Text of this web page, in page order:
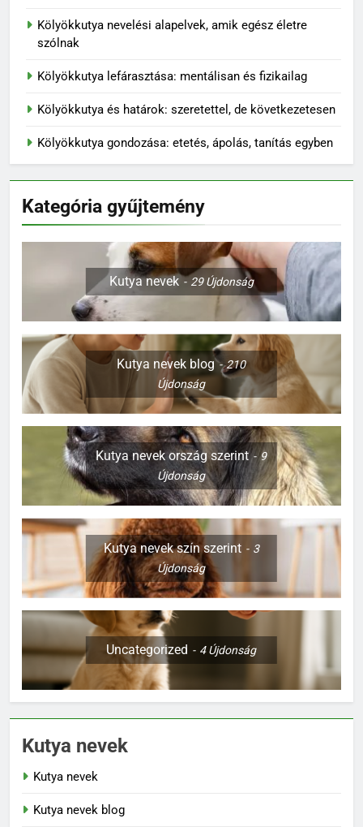
Kölyökkutya nevelési alapelvek, amik egész életre
szólnak
Kölyökkutya lefárasztása: mentálisan és fizikailag
Kölyökkutya és határok: szeretettel, de következetesen
Kölyökkutya gondozása: etetés, ápolás, tanítás egyben
Kategória gyűjtemény
Kutya nevek 29Újdonság
Kutya nevek blog
210
Újdonság
Kutya nevek ország szerint
9
Újdonság
Kutya nevek szín szerint
3
Újdonság
Uncategorized 4Újdonság
Kutya nevek
Kutya nevek
Kutya nevek blog